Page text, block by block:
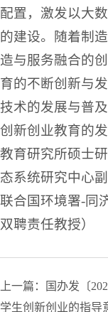
配置，激发以大
的建设。随着制
造与服务融合的
育的不断创新与
技术的发展与普
创新创业教育的
教育研究所硕士
态系统研究中心
联合国环境署-同
双聘责任教授）
上一篇：国办发〔
学生创新创业的指导